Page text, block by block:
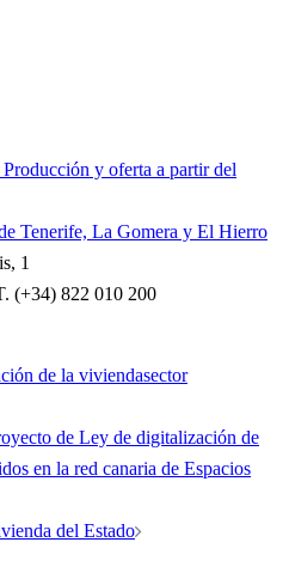
y oferta a partir del
Tenerife, La Gomera y El Hierro
1
(+34) 822 010 200
de la viviendasector
de Ley de digitalización de
en la red canaria de Espacios
del Estado